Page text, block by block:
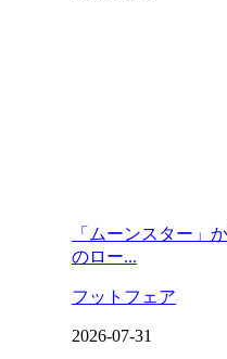
「ムーンスター」
のロー...
フットフェア
2026-07-31